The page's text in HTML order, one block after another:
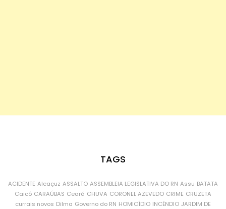
TAGS
ACIDENTE Alcaçuz ASSALTO ASSEMBLEIA LEGISLATIVA DO RN Assu BATATA
Caicó CARAÚBAS Ceará CHUVA CORONEL AZEVEDO CRIME CRUZETA
currais novos Dilma Governo do RN HOMICÍDIO INCÊNDIO JARDIM DE